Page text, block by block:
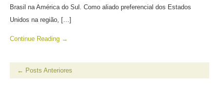
Brasil na América do Sul. Como aliado preferencial dos Estados
Unidos na região, […]
Continue Reading →
← Posts Anteriores